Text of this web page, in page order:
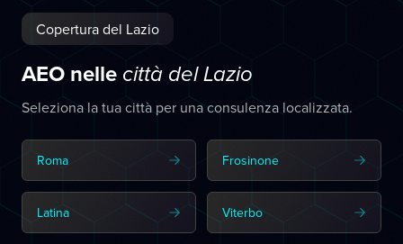
Copertura del Lazio
AEO nelle città del Lazio
Seleziona la tua città per una consulenza localizzata.
Roma Frosinone
Latina Viterbo